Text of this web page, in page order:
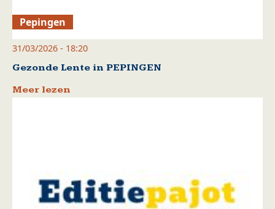
Pepingen
31/03/2026 - 18:20
Gezonde Lente in PEPINGEN
Meer lezen